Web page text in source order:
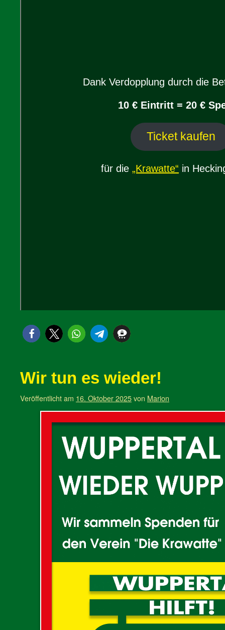
Dank Verdopplung durch die
10 € Eintritt = 20 €
Ticket kaufen
für die „Krawatte“ in
Wir tun es wieder!
Veröffentlicht am 16. Oktober 2025von Marion